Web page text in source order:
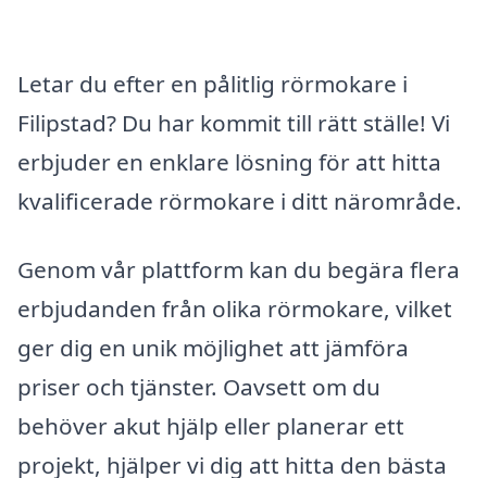
Letar du efter en pålitlig rörmokare i
Filipstad? Du har kommit till rätt ställe! Vi
erbjuder en enklare lösning för att hitta
kvalificerade rörmokare i ditt närområde.
Genom vår plattform kan du begära flera
erbjudanden från olika rörmokare, vilket
ger dig en unik möjlighet att jämföra
priser och tjänster. Oavsett om du
behöver akut hjälp eller planerar ett
projekt, hjälper vi dig att hitta den bästa